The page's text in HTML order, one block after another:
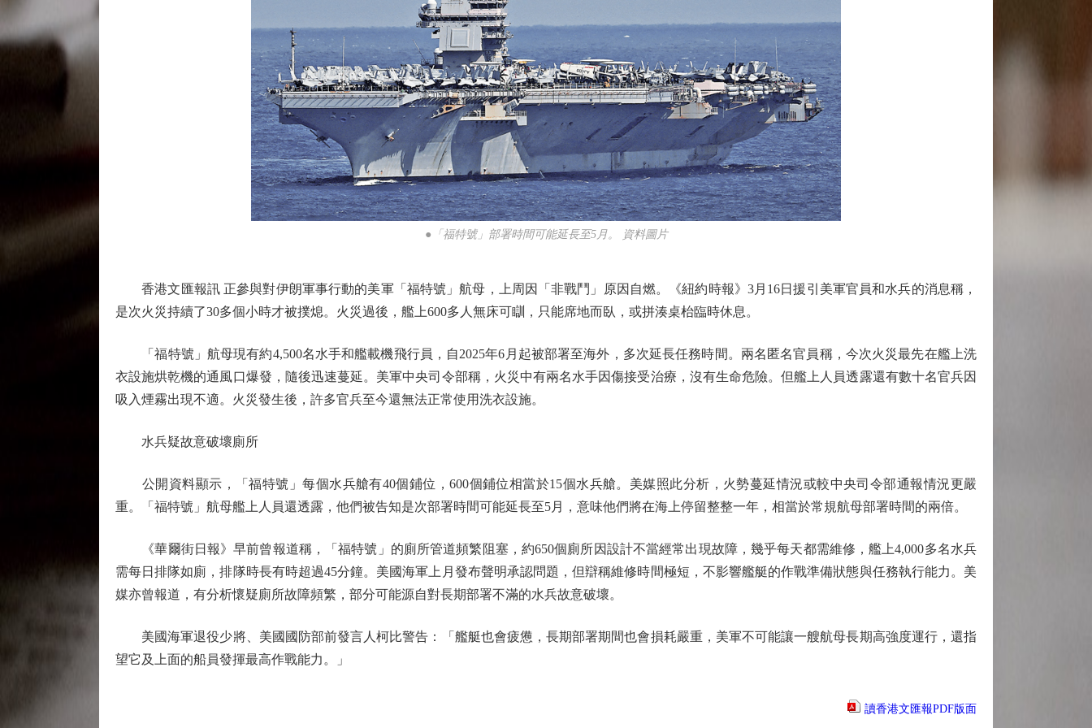
●「福特號」部署時間可能延長至5月。 資料圖片
香港文匯報訊 正參與對伊朗軍事行動的美軍「福特號」航母，上周因「非戰鬥」原因自燃。《紐約時報》3月16日援引美軍官員和水兵的消息稱，
是次火災持續了30多個小時才被撲熄。火災過後，艦上600多人無床可瞓，只能席地而臥，或拼湊桌枱臨時休息。
「福特號」航母現有約4,500名水手和艦載機飛行員，自2025年6月起被部署至海外，多次延長任務時間。兩名匿名官員稱，今次火災最先在艦上洗
衣設施烘乾機的通風口爆發，隨後迅速蔓延。美軍中央司令部稱，火災中有兩名水手因傷接受治療，沒有生命危險。但艦上人員透露還有數十名官兵因
吸入煙霧出現不適。火災發生後，許多官兵至今還無法正常使用洗衣設施。
水兵疑故意破壞廁所
公開資料顯示，「福特號」每個水兵艙有40個鋪位，600個鋪位相當於15個水兵艙。美媒照此分析，火勢蔓延情況或較中央司令部通報情況更嚴
重。「福特號」航母艦上人員還透露，他們被告知是次部署時間可能延長至5月，意味他們將在海上停留整整一年，相當於常規航母部署時間的兩倍。
《華爾街日報》早前曾報道稱，「福特號」的廁所管道頻繁阻塞，約650個廁所因設計不當經常出現故障，幾乎每天都需維修，艦上4,000多名水兵
需每日排隊如廁，排隊時長有時超過45分鐘。美國海軍上月發布聲明承認問題，但辯稱維修時間極短，不影響艦艇的作戰準備狀態與任務執行能力。美
媒亦曾報道，有分析懷疑廁所故障頻繁，部分可能源自對長期部署不滿的水兵故意破壞。
美國海軍退役少將、美國國防部前發言人柯比警告：「艦艇也會疲憊，長期部署期間也會損耗嚴重，美軍不可能讓一艘航母長期高強度運行，還指
望它及上面的船員發揮最高作戰能力。」
讀香港文匯報PDF版面